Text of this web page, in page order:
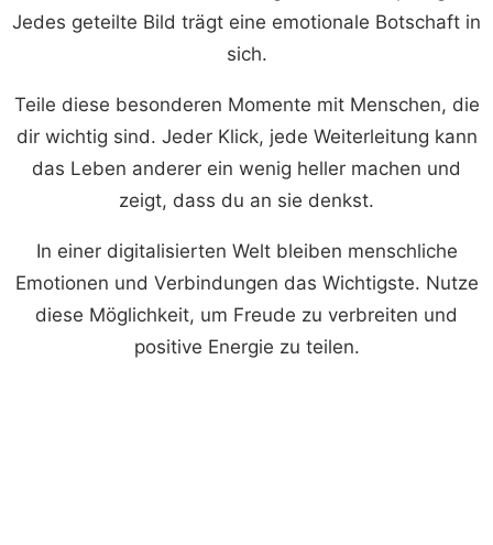
Jedes geteilte Bild trägt eine emotionale Botschaft in
sich.
Teile diese besonderen Momente mit Menschen, die
dir wichtig sind. Jeder Klick, jede Weiterleitung kann
das Leben anderer ein wenig heller machen und
zeigt, dass du an sie denkst.
In einer digitalisierten Welt bleiben menschliche
Emotionen und Verbindungen das Wichtigste. Nutze
diese Möglichkeit, um Freude zu verbreiten und
positive Energie zu teilen.